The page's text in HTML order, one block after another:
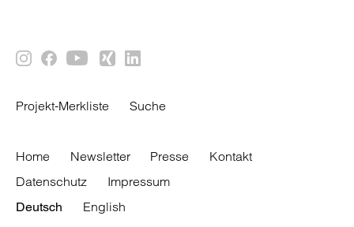
Projekt-Merkliste Suche
Home Newsletter Presse
Kontakt
Datenschutz
Impressum
Deutsch English